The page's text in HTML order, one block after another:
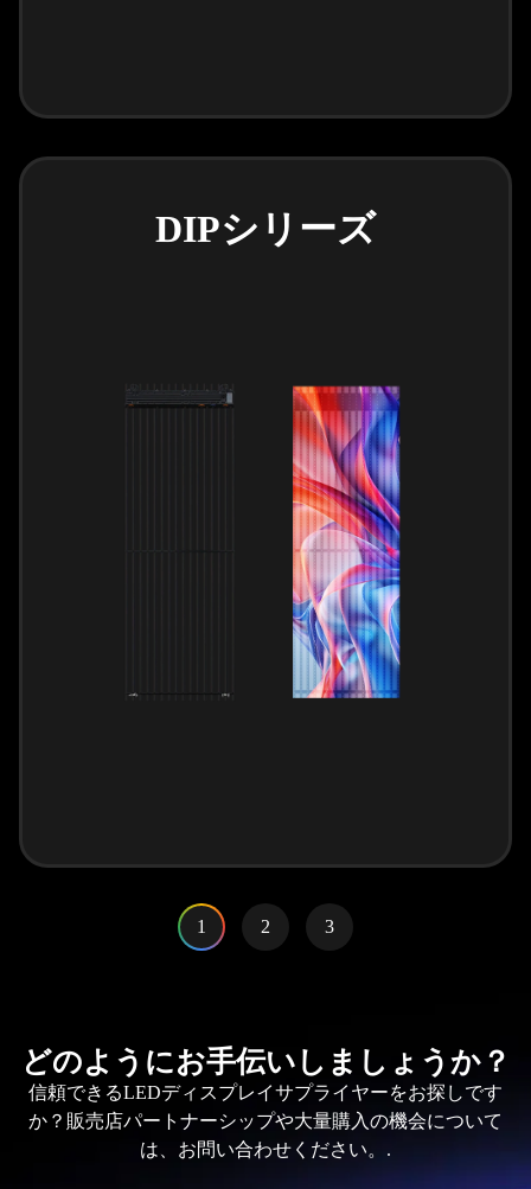
DIPシリーズ
1 2 3
どのようにお手伝いしましょうか？
信頼できるLEDディスプレイサプライヤーをお探しです
か？販売店パートナーシップや大量購入の機会について
は、お問い合わせください。.